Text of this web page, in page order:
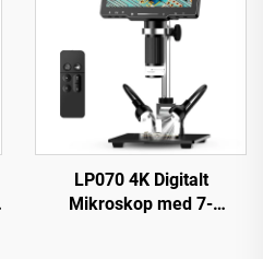
LP070 4K Digitalt
Mikroskop med 7-